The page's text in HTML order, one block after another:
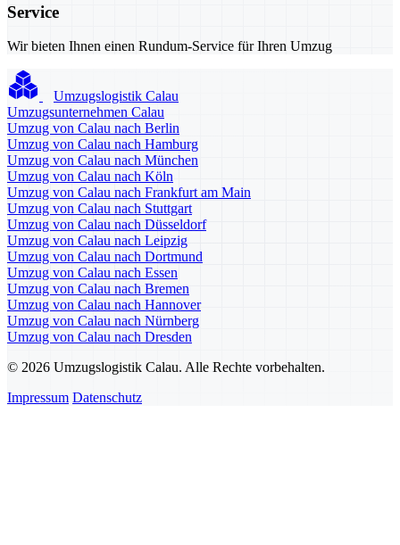
Service
Wir bieten Ihnen einen Rundum-Service für Ihren Umzug
Umzugslogistik Calau
Umzugsunternehmen Calau
Umzug von Calau nach Berlin
Umzug von Calau nach Hamburg
Umzug von Calau nach München
Umzug von Calau nach Köln
Umzug von Calau nach Frankfurt am Main
Umzug von Calau nach Stuttgart
Umzug von Calau nach Düsseldorf
Umzug von Calau nach Leipzig
Umzug von Calau nach Dortmund
Umzug von Calau nach Essen
Umzug von Calau nach Bremen
Umzug von Calau nach Hannover
Umzug von Calau nach Nürnberg
Umzug von Calau nach Dresden
© 2026 Umzugslogistik Calau. Alle Rechte vorbehalten.
Impressum Datenschutz